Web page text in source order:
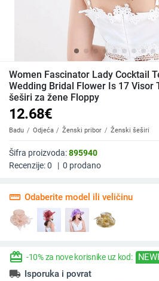
Women Fascinator Lady Cocktail
Wedding Bridal Flower Is 17 Visor
šeširi za žene Floppy
12.68€
Badu Odjeća Ženski pribor Ženski šeširi
Šifra proizvoda:895940
Recenzije:0 | 0 prodano
straighten Odaberite model ili veličinu
redeem -10% za nove korisnike uz kod:
local_shipping Isporuka i povrat